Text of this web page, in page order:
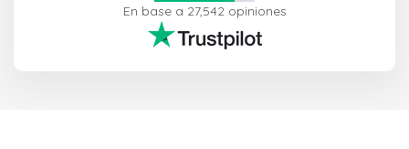
En base a 27,542 opiniones